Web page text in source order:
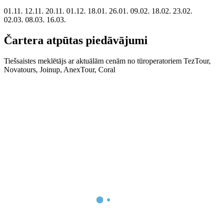
01.11. 12.11. 20.11. 01.12. 18.01. 26.01. 09.02. 18.02. 23.02.
02.03. 08.03. 16.03.
Čartera atpūtas piedāvājumi
Tiešsaistes meklētājs ar aktuālām cenām no tūroperatoriem TezTour,
Novatours, Joinup, AnexTour, Coral